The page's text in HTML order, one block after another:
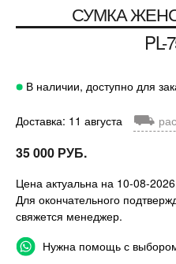
СУМКА
PL-
В наличии, доступно для
Доставка: 11 августа ⛟
35 000 РУБ.
Цена актуальна на 10-08-
Для окончательного
свяжется менеджер.
Нужна помощь с